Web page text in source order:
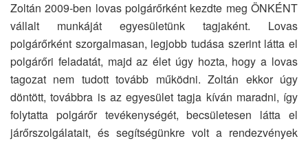
Zoltán 2009-ben lovas polgárőrként kezdte meg ÖNKÉNT
vállalt munkáját egyesületünk tagjaként. Lovas
polgárőrként szorgalmasan, legjobb tudása szerint látta el
polgárőri feladatát, majd az élet úgy hozta, hogy a lovas
tagozat nem tudott tovább működni. Zoltán ekkor úgy
döntött, továbbra is az egyesület tagja kíván maradni, így
folytatta polgárőr tevékenységét, becsületesen látta el
járőrszolgálatait, és segítségünkre volt a rendezvények